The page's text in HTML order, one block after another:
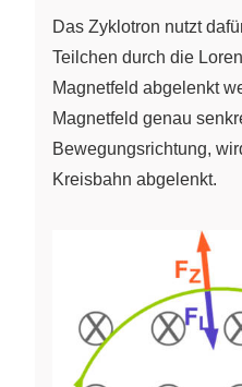
Das Zyklotron nutzt
Teilchen durch die
Magnetfeld abgelenkt
Magnetfeld genau
Bewegungsrichtung,
Kreisbahn abgelenkt.